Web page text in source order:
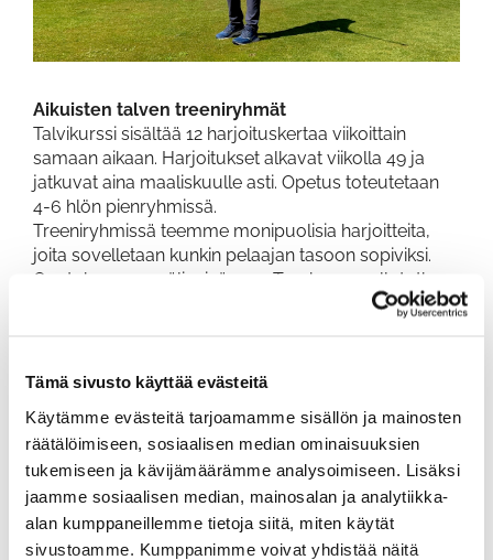
Tämä sivusto käyttää evästeitä
Käytämme evästeitä tarjoamamme sisällön ja mainosten
räätälöimiseen, sosiaalisen median ominaisuuksien
tukemiseen ja kävijämäärämme analysoimiseen. Lisäksi
jaamme sosiaalisen median, mainosalan ja analytiikka-
alan kumppaneillemme tietoja siitä, miten käytät
sivustoamme. Kumppanimme voivat yhdistää näitä
Aikuisten talven treeniryhmät
Talvikurssi sisältää 12 harjoituskertaa viikoittain
samaan aikaan. Harjoitukset alkavat viikolla 49 ja
jatkuvat aina maaliskuulle asti. Opetus toteutetaan
4-6 hlön pienryhmissä.
Treeniryhmissä teemme monipuolisia harjoitteita,
joita sovelletaan kunkin pelaajan tasoon sopiviksi.
Opetuksen apuvälineinä mm. Trackman pallotutka.
Alla olevasta linkistä löydät tarkemmat
VARAA AIKA OPETUKSEEN TÄSTÄ
timo.ruuda@kanavagolf.com
040 518 7002